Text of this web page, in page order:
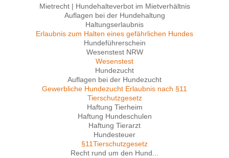
Mietrecht | Hundehalteverbot im Mietverhältnis
Auflagen bei der Hundehaltung
Haltungserlaubnis
Erlaubnis zum Halten eines gefährlichen Hundes
Hundeführerschein
Wesenstest NRW
Wesenstest
Hundezucht
Auflagen bei der Hundezucht
Gewerbliche Hundezucht Erlaubnis nach §11
Tierschutzgesetz
Haftung Tierheim
Haftung Hundeschulen
Haftung Tierarzt
Hundesteuer
§11Tierschutzgesetz
Recht rund um den Hund...